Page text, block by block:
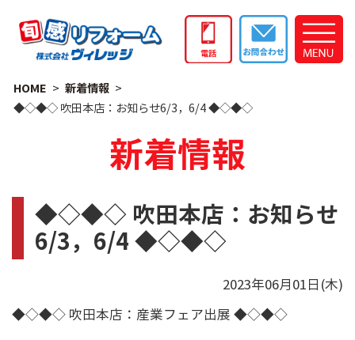
HOME
新着情報
◆◇◆◇ 吹田本店：お知らせ6/3，6/4 ◆◇◆◇
新着情報
◆◇◆◇ 吹田本店：お知らせ
6/3，6/4 ◆◇◆◇
2023年06月01日(木)
◆◇◆◇ 吹田本店：産業フェア出展 ◆◇◆◇